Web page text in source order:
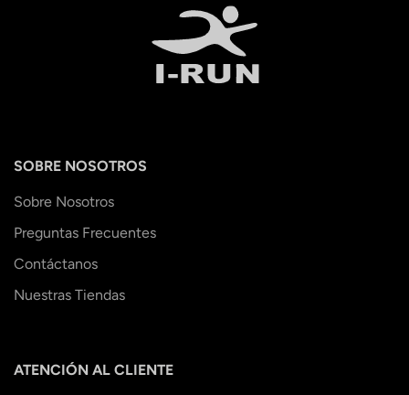
SOBRE NOSOTROS
Sobre Nosotros
Preguntas Frecuentes
Contáctanos
Nuestras Tiendas
ATENCIÓN AL CLIENTE